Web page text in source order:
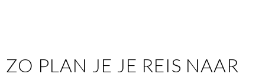
ZO PLAN JE JE REIS NAAR